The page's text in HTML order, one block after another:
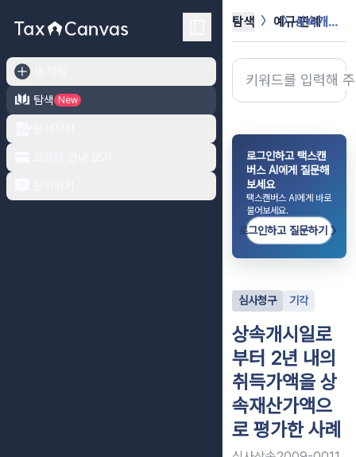
탐색
New
탐색 예규·판례 상속개시일로부터 2년 내의 취득가액을...
로그인하고 택스캔
버스 AI에게 질문해
보세요
택스캔버스 AI에게 바로
물어보세요.
로그인하고 질문하기
심사청구 기각
상속개시일로
부터 2년 내의
취득가액을 상
속재산가액으
로 평가한 사례